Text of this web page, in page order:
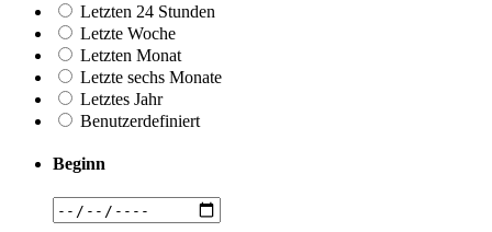
Letzten 24 Stunden
Letzte Woche
Letzten Monat
Letzte sechs Monate
Letztes Jahr
Benutzerdefiniert
Beginn